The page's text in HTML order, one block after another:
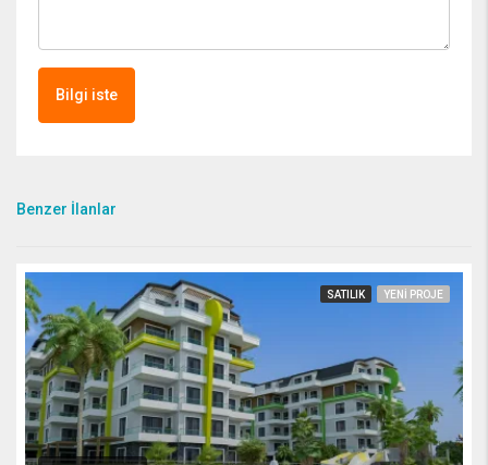
Bilgi iste
Benzer İlanlar
SATILIK YENI PROJE